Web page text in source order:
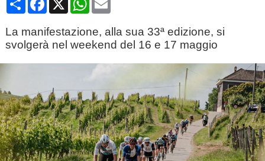
La manifestazione, alla sua 33ª edizione, si
svolgerà nel weekend del 16 e 17 maggio